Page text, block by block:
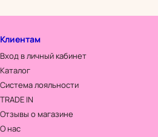
Клиентам
Вход в личный кабинет
Каталог
Система лояльности
TRADE IN
Отзывы о магазине
О нас